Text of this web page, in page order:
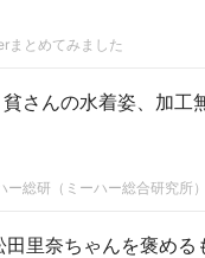
まとめてみました
貧さんの水着姿、加工
ー総研（ミーハー総合研究所）
田里奈ちゃんを褒め